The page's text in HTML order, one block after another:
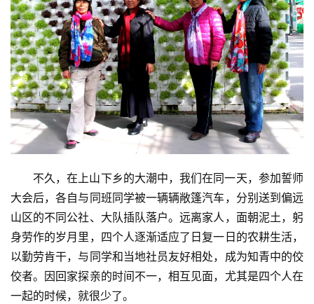
不久，在上山下乡的大潮中，我们在同一天，参加誓师
大会后，各自与同班同学被一辆辆敞篷汽车，分别送到偏远
山区的不同公社、大队插队落户。远离家人，面朝泥土，躬
身劳作的岁月里，四个人逐渐适应了日复一日的农耕生活，
以勤劳肯干，与同学和当地社员友好相处，成为知青中的佼
佼者。因回家探亲的时间不一，相互见面，尤其是四个人在
一起的时候，就很少了。